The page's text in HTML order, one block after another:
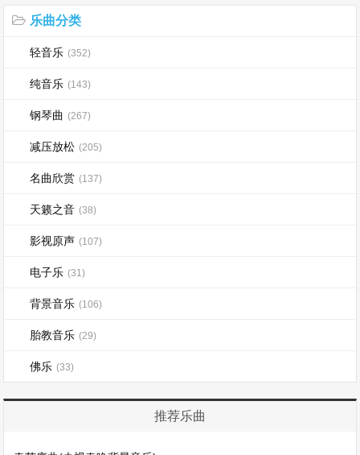
乐曲分类
轻音乐 (352)
纯音乐 (143)
钢琴曲 (267)
减压放松 (205)
名曲欣赏 (137)
天籁之音 (38)
影视原声 (107)
电子乐 (31)
背景音乐 (106)
胎教音乐 (29)
佛乐 (33)
推荐乐曲